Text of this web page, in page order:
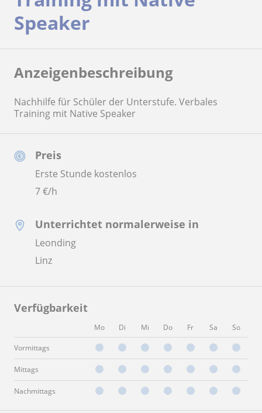
Preis
Erste Stunde kostenlos
7€/h
Unterrichtet normalerweise in
Leonding
Linz
Verfügbarkeit
Mo Di Mi Do Fr Sa So
Vormittags
Mittags
Nachmittags
Speaker
Anzeigenbeschreibung
Nachhilfe für Schüler der Unterstufe. Verbales
Training mit Native Speaker